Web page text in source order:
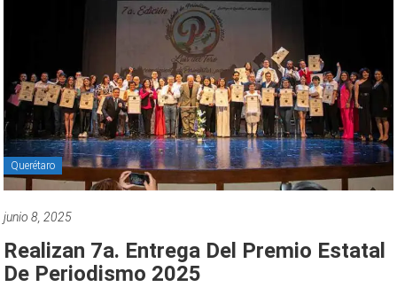
Querétaro
junio 8, 2025
Realizan 7a. Entrega Del Premio Estatal
De Periodismo 2025